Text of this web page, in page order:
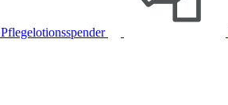
Pflegelotionsspender